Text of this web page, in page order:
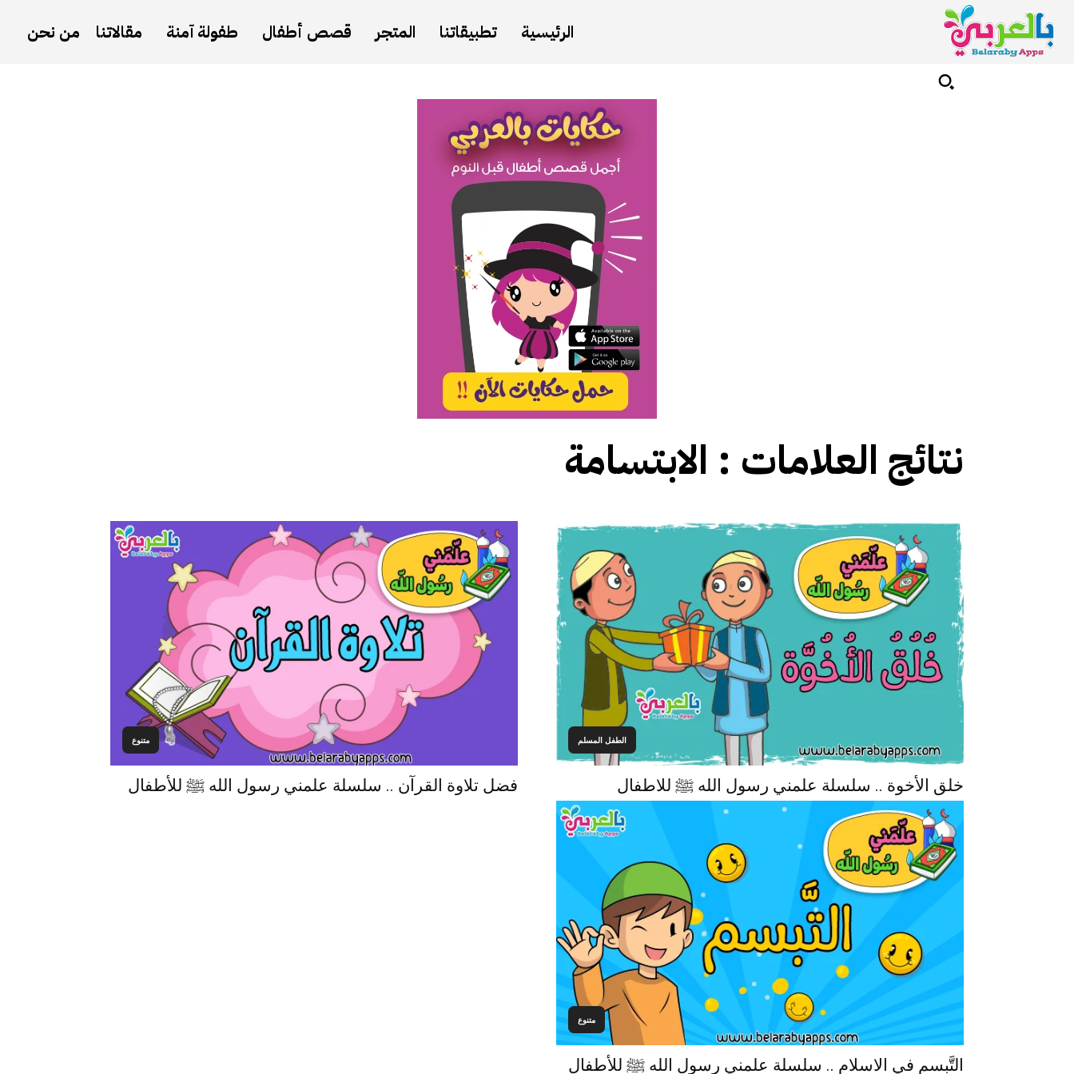
الرئيسية تطبيقاتنا المتجر قصص أطفال طفولة آمنة مقالاتنا من نحن
نتائج العلامات : الابتسامة
الطفل المسلم
خلق الأخوة .. سلسلة علمني رسول الله ﷺ للاطفال
متنوع
فضل تلاوة القرآن .. سلسلة علمني رسول الله ﷺ للأطفال
متنوع
التَّبسم في الاسلام .. سلسلة علمني رسول الله ﷺ للأطفال